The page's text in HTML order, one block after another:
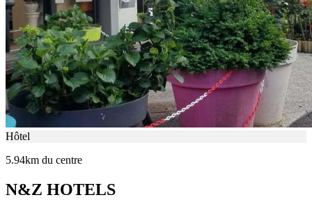
Hôtel
5.94km du centre
N&Z HOTELS